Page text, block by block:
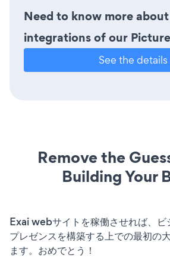
Need to know more
integrations of our
See the details
Remove the
Building Your
Exai webサイトを稼働させれば、ビ
プレゼンスを構築する上での最初の
ます。おめでとう！